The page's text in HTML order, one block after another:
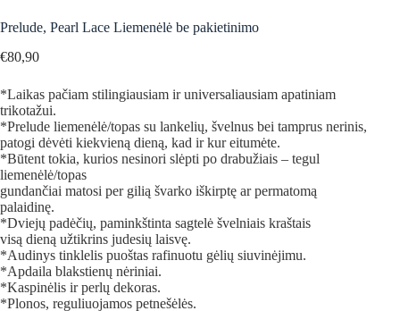
Prelude, Pearl Lace Liemenėlė be pakietinimo
€80,90
*Laikas pačiam stilingiausiam ir universaliausiam apatiniam
trikotažui.
*Prelude liemenėlė/topas su lankelių, švelnus bei tamprus nerinis,
patogi dėvėti kiekvieną dieną, kad ir kur eitumėte.
*Būtent tokia, kurios nesinori slėpti po drabužiais – tegul
liemenėlė/topas
gundančiai matosi per gilią švarko iškirptę ar permatomą
palaidinę.
*Dviejų padėčių, paminkštinta sagtelė švelniais kraštais
visą dieną užtikrins judesių laisvę.
*Audinys tinklelis puoštas rafinuotu gėlių siuvinėjimu.
*Apdaila blakstienų nėriniai.
*Kaspinėlis ir perlų dekoras.
*Plonos, reguliuojamos petnešėlės.